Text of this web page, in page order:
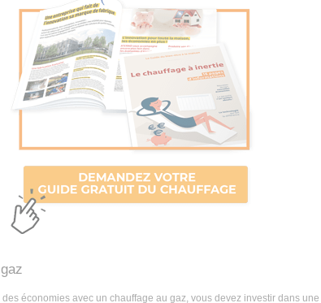
économies avec un chauffage au gaz, vous devez investir dans une